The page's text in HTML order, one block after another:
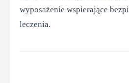
wyposażenie wspierające
leczenia.